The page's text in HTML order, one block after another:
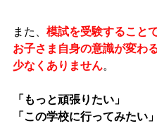
また、 模試を受験することで
お子さま自身の意識が変わ
少なくありません。
「もっと頑張りたい」
「この学校に行ってみたい」